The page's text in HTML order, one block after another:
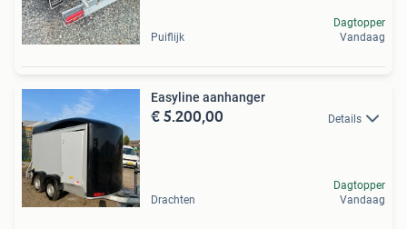
Puiflijk
Dagtopper
Vandaag
Easyline aanhanger
€ 5.200,00 Details
Drachten
Dagtopper
Vandaag